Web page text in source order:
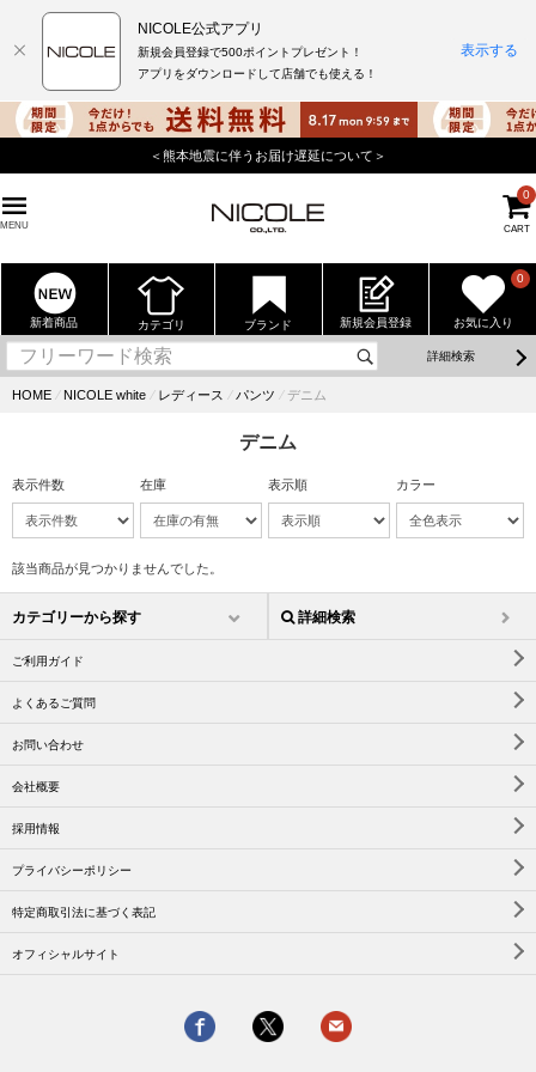
＜熊本地震に伴うお届け遅延について＞
MENU CART
0
新着商品 カテゴリ ブランド 新規会員登録 お気に入り
0
詳細検索
HOME ⁄ NICOLE white ⁄ レディース ⁄ パンツ ⁄ デニム
デニム
表示件数 在庫 表示順 カラー
該当商品が見つかりませんでした。
カテゴリーから探す 詳細検索
ご利用ガイド
よくあるご質問
お問い合わせ
会社概要
採用情報
プライバシーポリシー
特定商取引法に基づく表記
オフィシャルサイト
NICOLE公式アプリ
新規会員登録で500ポイントプレゼント！
アプリをダウンロードして店舗でも使える！
表示する